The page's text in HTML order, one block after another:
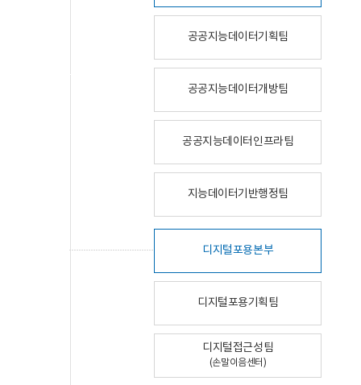
공공지능데이터기획팀
공공지능데이터개방팀
공공지능데이터인프라팀
지능데이터기반행정팀
디지털포용본부
디지털포용기획팀
디지털접근성팀
(손말이음센터)